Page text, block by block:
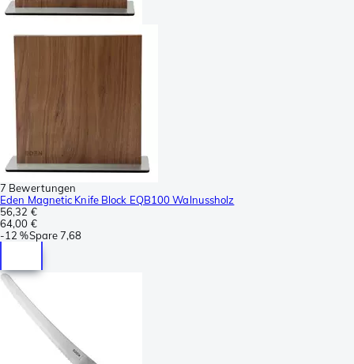
7 Bewertungen
Eden Magnetic Knife Block EQB100 Walnussholz
56,32 €
64,00 €
-12 %Spare7,68